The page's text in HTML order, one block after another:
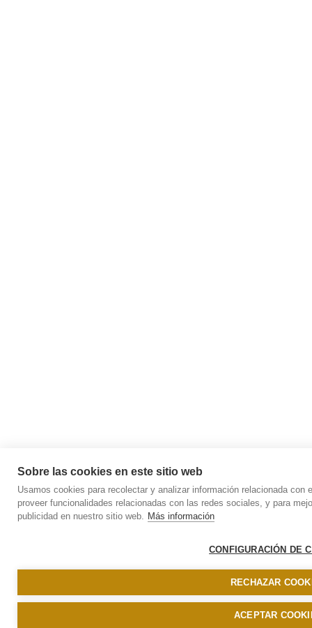
Sobre las cookies en este sitio web
Usamos cookies para recolectar y analizar información relacionada con
proveer funcionalidades relacionadas con las redes sociales, y para
publicidad en nuestro sitio web. Más información
CONFIGURACIÓN DE
RECHAZAR
ACEPTAR